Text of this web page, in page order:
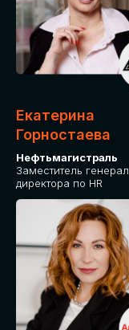
Екатерина
Горностаева
Нефтьмагистраль
Заместитель
директора по HR
Приглашаем стать
TECH FORUM и
решения целевой
рады
IT Solutions for